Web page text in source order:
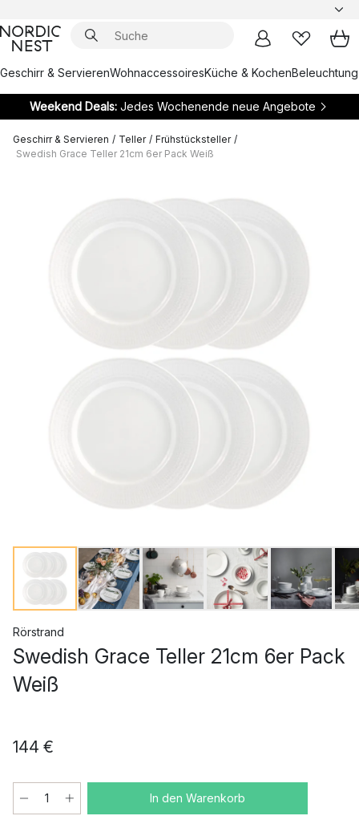
Geschirr & ServierenWohnaccessoiresKüche & KochenBeleuchtung
Weekend Deals:Jedes Wochenende neue Angebote
Geschirr & Servieren / Teller / Frühstücksteller /
Swedish Grace Teller 21cm 6er Pack Weiß
Rörstrand
Swedish Grace Teller 21cm 6er Pack
Weiß
144 €
In den Warenkorb